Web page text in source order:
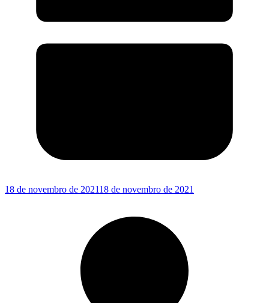
18 de novembro de 202118 de novembro de 2021